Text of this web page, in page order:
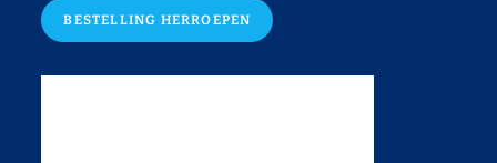
BESTELLING HERROEPEN